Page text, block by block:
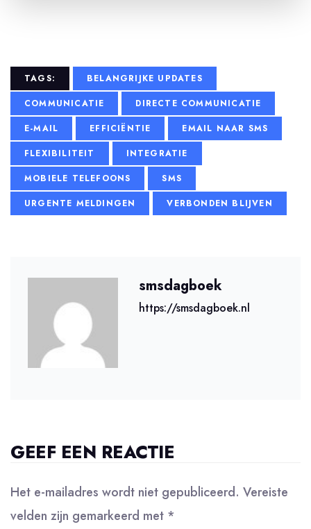
TAGS:
BELANGRIJKE UPDATES
COMMUNICATIE
DIRECTE COMMUNICATIE
E-MAIL
EFFICIËNTIE
EMAIL NAAR SMS
FLEXIBILITEIT
INTEGRATIE
MOBIELE TELEFOONS
SMS
URGENTE MELDINGEN
VERBONDEN BLIJVEN
smsdagboek
https://smsdagboek.nl
GEEF EEN REACTIE
Het e-mailadres wordt niet gepubliceerd. Vereiste
velden zijn gemarkeerd met *